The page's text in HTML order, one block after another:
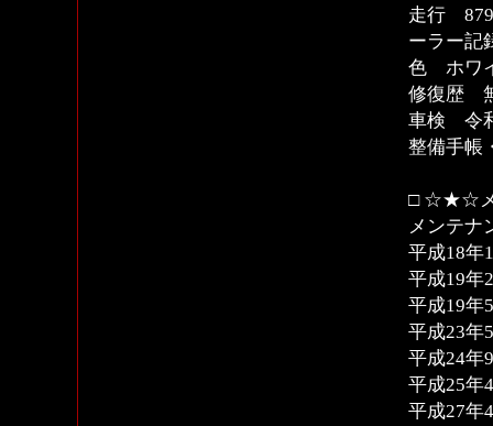
走行
ーラー記
色 ホワ
修復歴
車検 令
整備手帳
□ ☆★☆メ
メンテナ
平成18
平成19
平成19
平成23
平成24
平成25
平成27